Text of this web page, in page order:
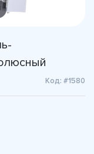
Код: #1580